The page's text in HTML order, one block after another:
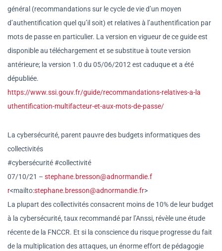
général (recommandations sur le cycle de vie d’un moyen
d’authentification quel qu’il soit) et relatives à l’authentification par
mots de passe en particulier. La version en vigueur de ce guide est
disponible au téléchargement et se substitue à toute version
antérieure; la version 1.0 du 05/06/2012 est caduque et a été
dépubliée.
https://www.ssi.gouv.fr/guide/recommandations-relatives-a-la
uthentification-multifacteur-et-aux-mots-de-passe/
La cybersécurité, parent pauvre des budgets informatiques des
collectivités
#cybersécurité #collectivité
07/10/21 – stephane.bresson@adnormandie.f
r<mailto:stephane.bresson@adnormandie.fr>
La plupart des collectivités consacrent moins de 10% de leur budget
à la cybersécurité, taux recommandé par l’Anssi, révèle une étude
récente de la FNCCR. Et si la conscience du risque progresse du fait
de la multiplication des attaques, un énorme effort de pédagogie